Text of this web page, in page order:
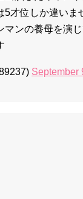
5才位しか違いま
マンの養母を演
September